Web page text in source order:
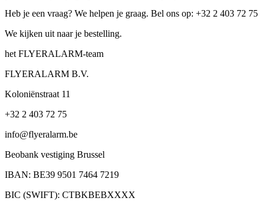
Heb je een vraag? We helpen je graag. Bel ons op: +32 2 403 72 75
We kijken uit naar je bestelling.
het FLYERALARM-team
FLYERALARM B.V.
Koloniënstraat 11
+32 2 403 72 75
info@flyeralarm.be
Beobank vestiging Brussel
IBAN: BE39 9501 7464 7219
BIC (SWIFT): CTBKBEBXXXX